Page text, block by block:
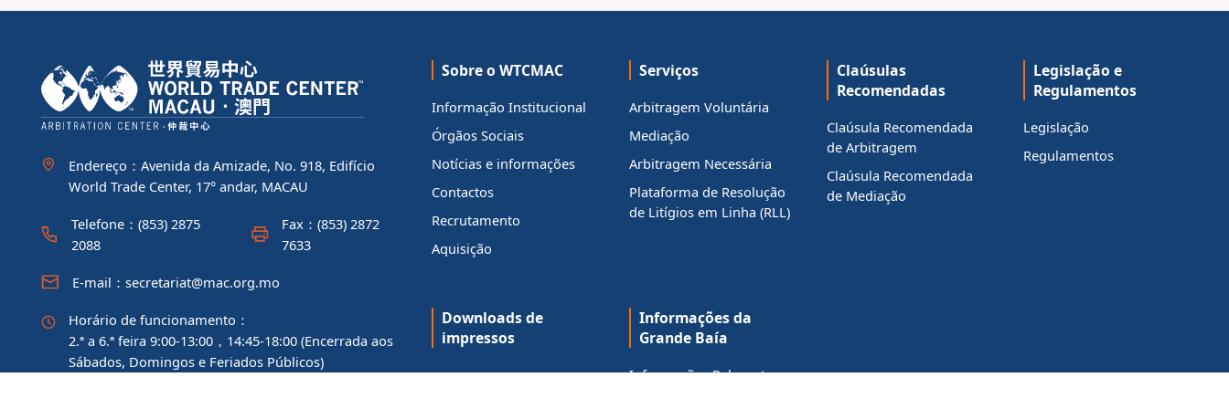
Endereço：Avenida da Amizade, No. 918, Edifício
World Trade Center, 17° andar, MACAU
Telefone：(853) 2875
2088
Fax：(853) 2872
7633
E-mail：secretariat@mac.org.mo
Horário de funcionamento：
2.ª a 6.ª feira 9:00-13:00，14:45-18:00 (Encerrada aos
Sábados, Domingos e Feriados Públicos)
Sobre o WTCMAC
Informação Institucional
Órgãos Sociais
Notícias e informações
Contactos
Recrutamento
Aquisição
Serviços
Arbitragem Voluntária
Mediação
Arbitragem Necessária
Plataforma de Resolução
de Litígios em Linha (RLL)
Claúsulas
Recomendadas
Claúsula Recomendada
de Arbitragem
Claúsula Recomendada
de Mediação
Legislação e
Regulamentos
Legislação
Regulamentos
Downloads de
impressos
Informações da
Grande Baía
Informações Relevantes